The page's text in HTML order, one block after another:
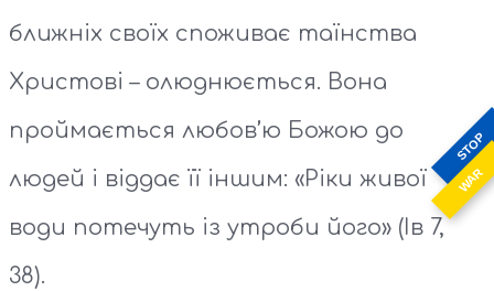
STOP
WAR
ближніх своїх споживає таїнства
Христові – олюднюється. Вона
проймається любов’ю Божою до
людей і віддає її іншим: «Ріки живої
води потечуть із утроби його» (Ів 7,
38).